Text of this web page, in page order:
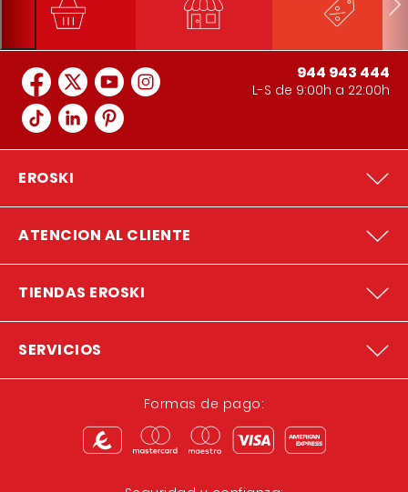
944 943 444
L-S de 9:00h a 22:00h
EROSKI
ATENCION AL CLIENTE
TIENDAS EROSKI
SERVICIOS
Formas de pago: